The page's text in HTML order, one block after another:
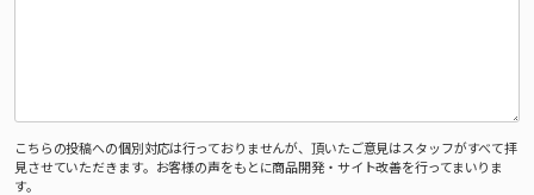
こちらの投稿への個別対応は行っておりませんが、頂いたご意見はスタッフがすべて拝
見させていただきます。お客様の声をもとに商品開発・サイト改善を行ってまいりま
す。